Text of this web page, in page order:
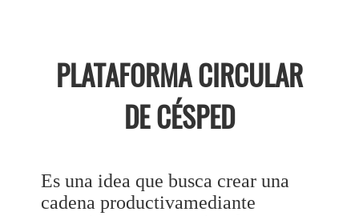
PLATAFORMA CIRCULAR
DE CÉSPED
Es una idea que busca crear una
cadena productivamediante